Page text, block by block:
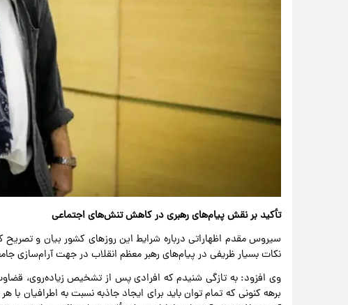
تأکید بر نقش پیام‌های رهبری در کاهش تنش‌های اجتماعی
سیروس مقدم اظهاراتی درباره شرایط این روزهای کشور بیان و
نکات بسیار ظریفی در پیام‌های رهبر معظم انقلاب در جهت آرام‌سازی
وی افزود: به تازگی شنیدم که افرادی پس از تشخیص زیاده‌روی،
برهه کنونی که تمام توان باید برای ایجاد جاذبه نسبت به اطرافیان